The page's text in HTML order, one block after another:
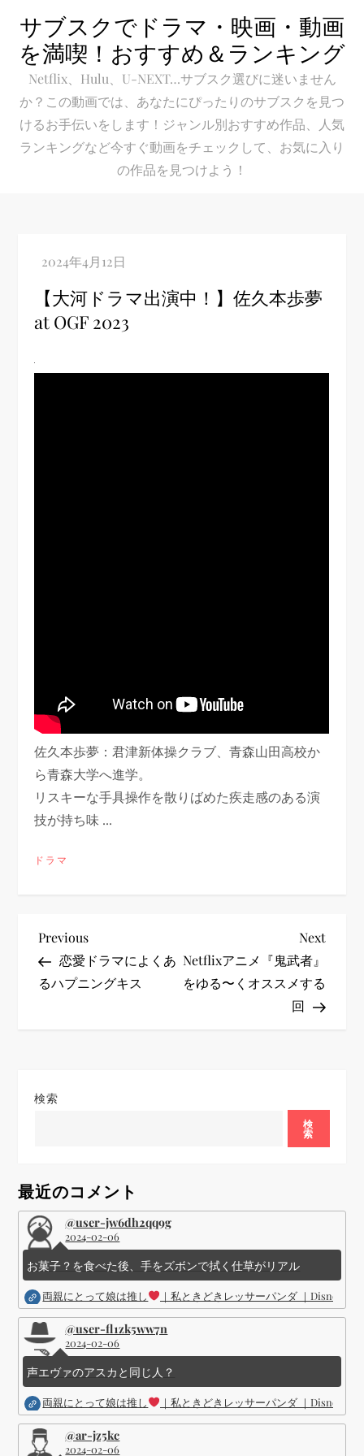
content
サブスクでドラマ・映画・動画
を満喫！おすすめ＆ランキング
Netflix、Hulu、U-NEXT…サブスク選びに迷いません
か？この動画では、あなたにぴったりのサブスクを見つ
けるお手伝いをします！ジャンル別おすすめ作品、人気
ランキングなど今すぐ動画をチェックして、お気に入り
の作品を見つけよう！
【大河ドラマ出演中！】佐久本歩夢
at OGF 2023
佐久本歩夢：君津新体操クラブ、青森山田高校か
ら青森大学へ進学。
リスキーな手具操作を散りばめた疾走感のある演
技が持ち味 ...
ドラマ
投
稿
ゲ
シ
ョ
ン
Previous
Post
Previous
恋愛ドラマによくあ
るハプニングキス
Next
Next
Netflixアニメ『鬼武者』
をゆる〜くオススメする
回
検索
検
索
最近のコメント
@user-jw6dh2qq9g
2024-02-06
お菓子？を食べた後、手をズボンで拭く仕草がリアル
両親にとって娘は推し ｜私ときどきレッサーパンダ ｜Disney (
@user-fl1zk5ww7n
2024-02-06
声エヴァのアスカと同じ人？
両親にとって娘は推し ｜私ときどきレッサーパンダ ｜Disney (
@ar-jz5kc
2024-02-06